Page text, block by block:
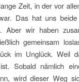
Zeit, in der vor
Das hat uns
Aber wir haben
gemeinsam
im Unglück. Weil
ist. Sobald nämlich
wird dieser Weg